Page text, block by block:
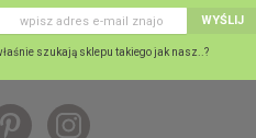
WYŚLIJ
szukają sklepu takiego jak nasz..?